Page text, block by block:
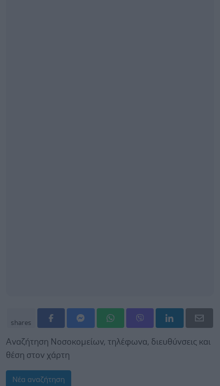
shares
Αναζήτηση Νοσοκομείων, τηλέφωνα, διευθύνσεις και
θέση στον χάρτη
Νέα αναζήτηση